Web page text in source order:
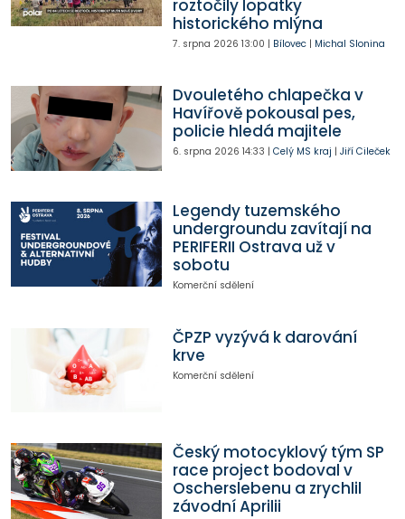
roztočily lopatky
historického mlýna
7. srpna 2026 13:00 | Bílovec| Michal Slonina
Dvouletého chlapečka v
Havířově pokousal pes,
policie hledá majitele
6. srpna 2026 14:33 | Celý MS kraj | Jiří Cileček
Legendy tuzemského
undergroundu zavítají na
PERIFERII Ostrava už v
sobotu
Komerční sdělení
ČPZP vyzývá k darování
krve
Komerční sdělení
Český motocyklový tým SP
race project bodoval v
Oscherslebenu a zrychlil
závodní Aprilii